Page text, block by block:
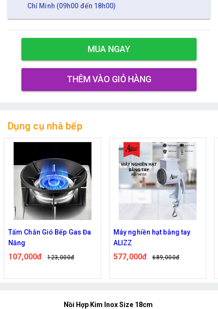
Chí Minh (09h00 đến 18h00)
MUA NGAY
THÊM VÀO GIỎ HÀNG
Dụng cụ nhà bếp
Tấm Chắn Gió Bếp Gas Đa
Năng
107,000đ 123,000đ
Máy nghiền hạt bằng tay
ALIZZ
577,000đ 689,000đ
Nồi Hợp Kim Inox Size 18cm